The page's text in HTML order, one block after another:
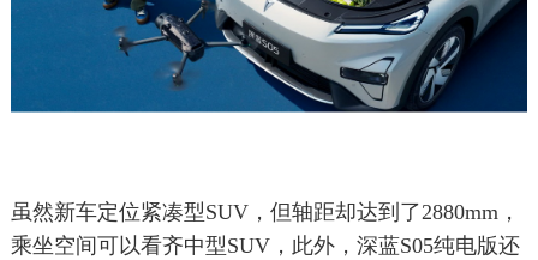
虽然新车定位紧凑型SUV，但轴距却达到了2880mm，
乘坐空间可以看齐中型SUV，此外，深蓝S05纯电版还